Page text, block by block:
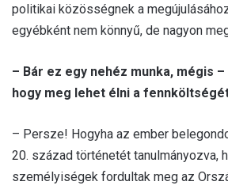
politikai közösségnek a
egyébként nem könnyű, de nagyon
– Bár ez egy nehéz munka, mégis
hogy meg lehet élni a
– Persze! Hogyha az ember
20. század történetét tanulmányozva,
személyiségek fordultak meg az